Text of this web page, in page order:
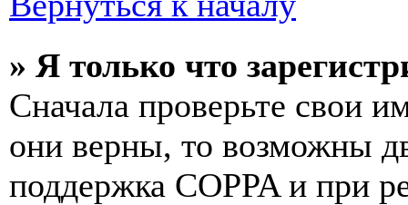
» Я только что
Сначала проверьте свои
они верны, то возможны
поддержка COPPA и при